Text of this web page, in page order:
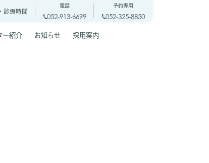
診療時間
電話
052-913-6699
予約専用
052-325-8850
ー紹介 お知らせ 採用案内